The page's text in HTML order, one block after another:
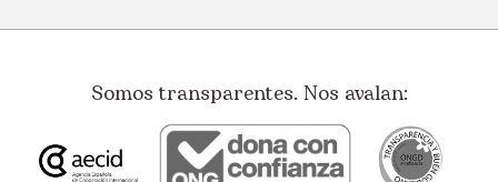
Somos transparentes. Nos avalan: